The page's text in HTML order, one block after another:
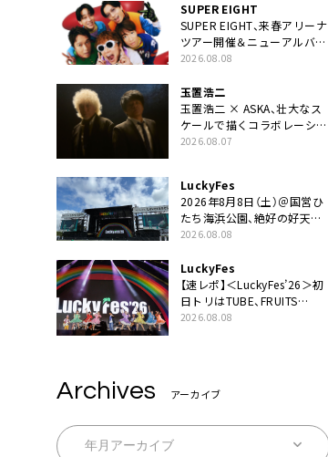
SUPER EIGHT
SUPER EIGHT、来春アリーナ
ツアー開催＆ニューアルバム
発売決定げるEP『ダンダー
2026.08.08
玉置浩二
玉置浩二 × ASKA、壮大なス
ケールで描くコラボレーショ
ン曲「音銀河」リリース決定。
2026.08.07
LuckyFes
2026年8月8日（土）＠国営ひ
たち海浜公園、絶好の好天の
中＜LuckyFes’26＞開幕
2026.08.08
LuckyFes
【速レポ】＜LuckyFes’26＞初
日トリはTUBE、FRUITS
ZIPPERや綾小路翔、鬼龍院翔
2026.08.08
Archives アーカイブ